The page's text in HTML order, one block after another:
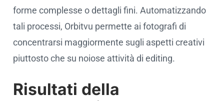
forme complesse o dettagli fini. Automatizzando
tali processi, Orbitvu permette ai fotografi di
concentrarsi maggiormente sugli aspetti creativi
piuttosto che su noiose attività di editing.
Risultati della